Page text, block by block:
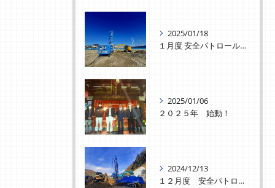
2025/01/18
１月度 安全パトロールを実施致しました！
2025/01/06
２０２５年 始動！
2024/12/13
１２月度 安全パトロールを実施致しました！